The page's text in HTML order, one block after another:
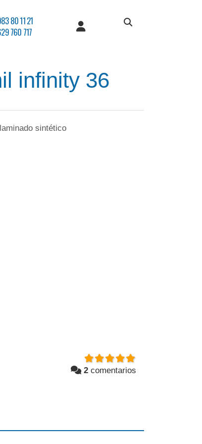
80 11 21
760 717
infinity 36
sintético
2 comentarios